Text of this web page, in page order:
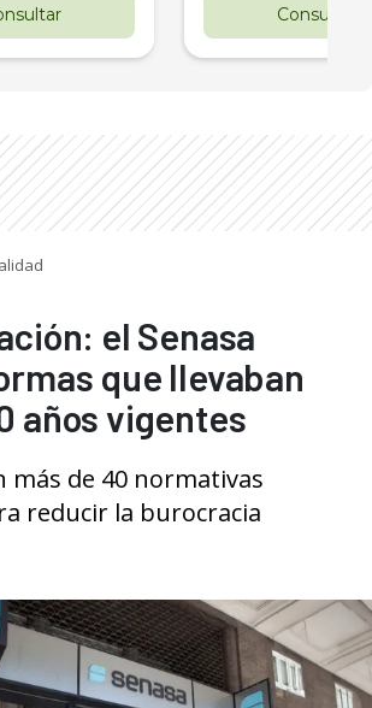
Consultar
el Senasa
que llevaban
años vigentes
más de 40 normativas
reducir la burocracia